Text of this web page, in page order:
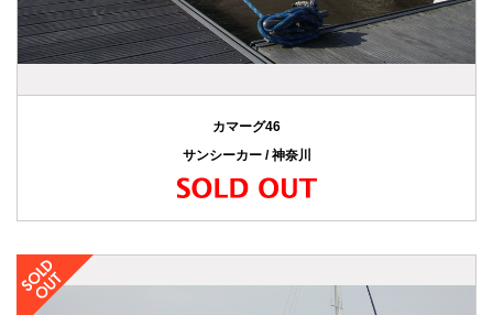
カマーグ46
サンシーカー / 神奈川